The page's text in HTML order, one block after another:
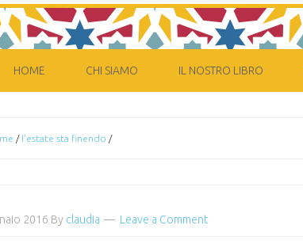
HOME CHI SIAMO IL NOSTRO LIBRO
/ l'estate sta finendo /
2016 By claudia Leave a Comment